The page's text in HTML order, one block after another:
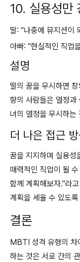
10. 실용성만
딸: "나중에 뮤지션이
아빠: "현실적인 직업
설명
딸의 꿈을 무시하면
향의 사람들은 열정과
녀의 열정을 무시하는
더 나은 접근 방
꿈을 지지하며 실용성
매력적인 직업이 될
함께 계획해보자."라
계획을 세울 수 있도
결론
MBTI 성격 유형의 차
하는 것은 서로 간의